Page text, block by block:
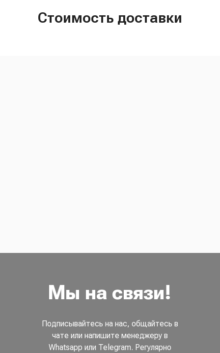
Стоимость доставки
Мы на связи!
Подписывайтесь на нас, общайтесь в
чате или напишите менеджеру в
Whatsapp или Telegram. Регулярно